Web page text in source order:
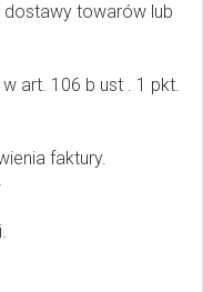
dostawy towarów lub
art. 106 b ust . 1 pkt.
faktury.